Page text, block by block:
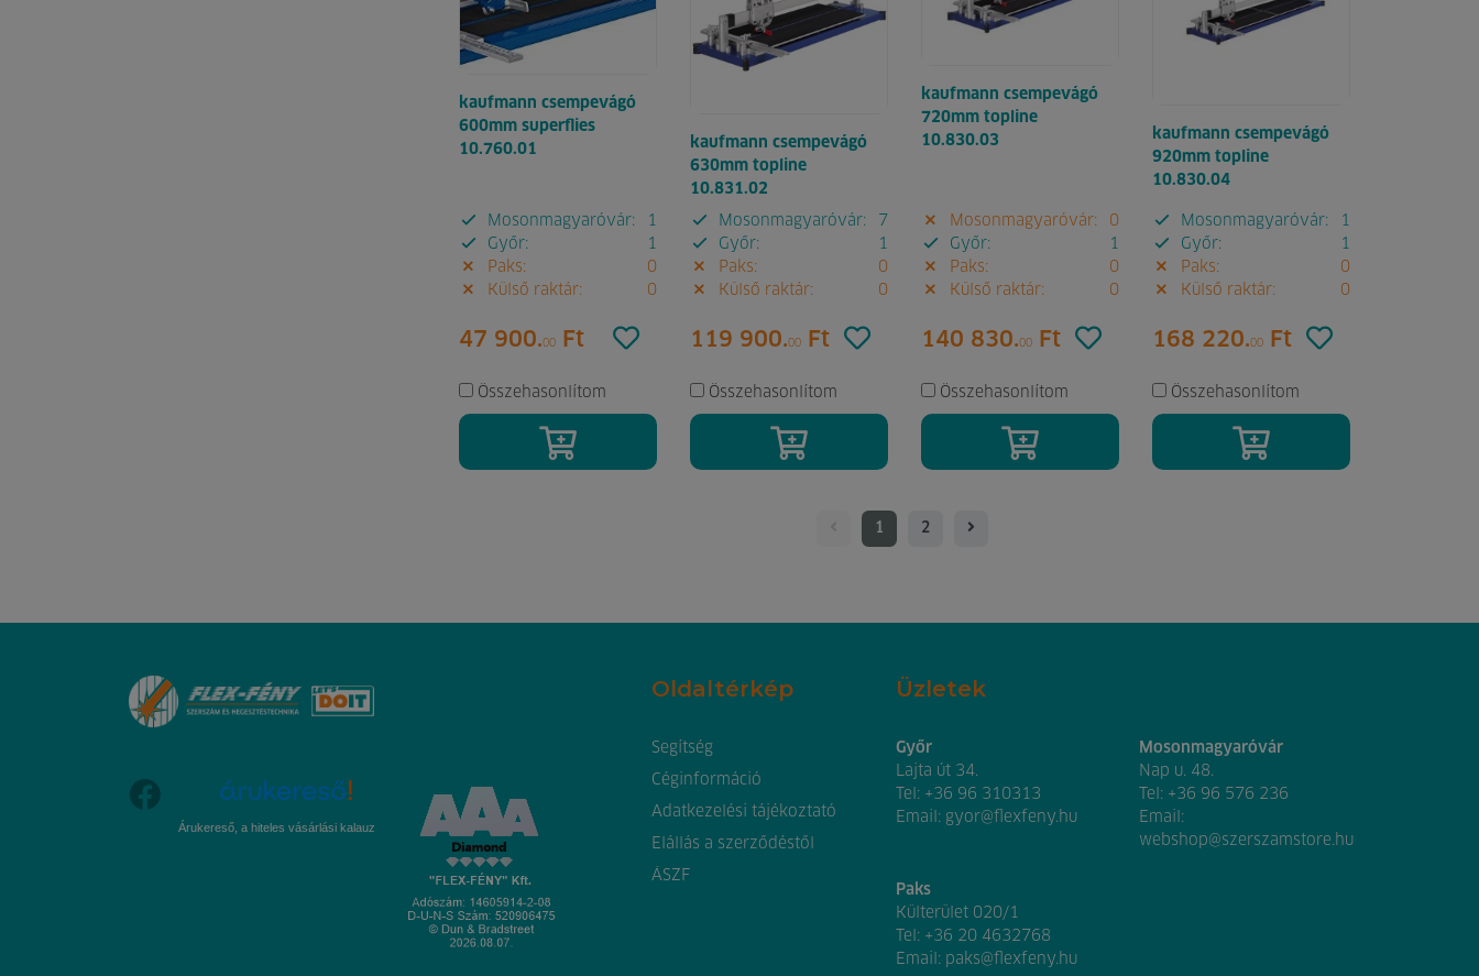
kaufmann csempevágó
600mm superflies
10.760.01
Mosonmagyaróvár:
1
Győr:
1
Paks:
0
Külső raktár:
0
47 900.00 Ft
Összehasonlítom
kaufmann csempevágó
630mm topline
10.831.02
Mosonmagyaróvár:
7
Győr:
1
Paks:
0
Külső raktár:
0
119 900.00 Ft
Összehasonlítom
kaufmann csempevágó
720mm topline
10.830.03
Mosonmagyaróvár:
0
Győr:
1
Paks:
0
Külső raktár:
0
140 830.00 Ft
Összehasonlítom
kaufmann csempevágó
920mm topline
10.830.04
Mosonmagyaróvár:
1
Győr:
1
Paks:
0
Külső raktár:
0
168 220.00 Ft
Összehasonlítom
1 2
Árukereső, a hiteles vásárlási kalauz
Oldaltérkép
Segítség
Céginformáció
Adatkezelési tájékoztató
Elállás a szerződéstől
ÁSZF
Üzletek
Győr
Lajta út 34.
Tel: +36 96 310313
Email: gyor@flexfeny.hu
Mosonmagyaróvár
Nap u. 48.
Tel: +36 96 576 236
Email:
webshop@szerszamstore.hu
Paks
Külterület 020/1
Tel: +36 20 4632768
Email: paks@flexfeny.hu